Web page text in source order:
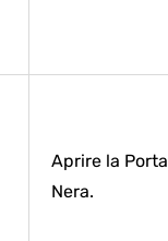
Aprire la Porta
Nera.